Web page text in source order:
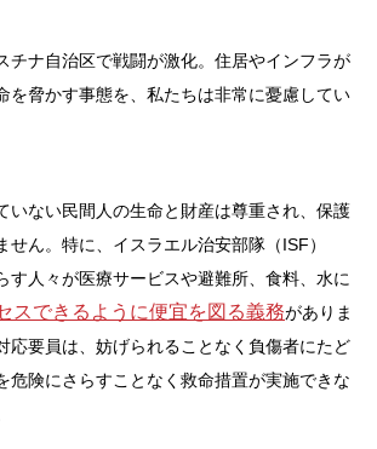
チナ自治区で戦闘が激化。住居やインフラが
を脅かす事態を、私たちは非常に憂慮してい
いない民間人の生命と財産は尊重され、保護
せん。特に、イスラエル治安部隊（ISF）
す人々が医療サービスや避難所、食料、水に
スできるように便宜を図る義務がありま
応要員は、妨げられることなく負傷者にたど
危険にさらすことなく救命措置が実施できな